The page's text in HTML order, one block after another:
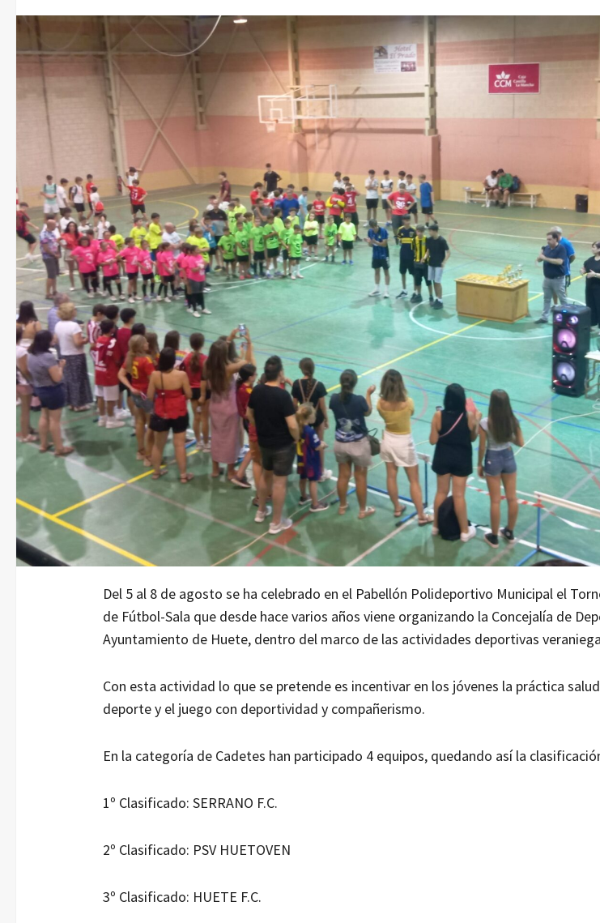
Del 5 al 8 de agosto se ha celebrado en el Pabellón Polideportivo Municipal el
de Fútbol-Sala que desde hace varios años viene organizando la Concejalía de
Ayuntamiento de Huete, dentro del marco de las actividades deportivas
Con esta actividad lo que se pretende es incentivar en los jóvenes la práctica
deporte y el juego con deportividad y compañerismo.
En la categoría de Cadetes han participado 4 equipos, quedando así la
1º Clasificado: SERRANO F.C.
2º Clasificado: PSV HUETOVEN
3º Clasificado: HUETE F.C.